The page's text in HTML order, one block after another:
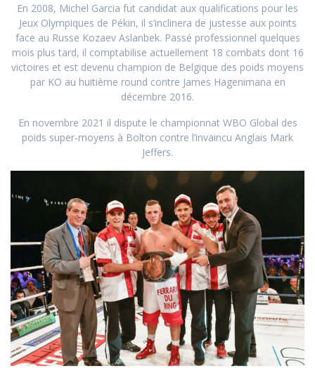
En 2008, Michel Garcia fut candidat aux qualifications pour les
Jeux Olympiques de Pékin, il s’inclinera de justesse aux points
face au Russe Kozaev Aslanbek. Passé professionnel quelques
mois plus tard, il comptabilise actuellement 18 combats dont 16
victoires et est devenu champion de Belgique des poids moyens
par KO au huitième round contre James Hagenimana en
décembre 2016.
En novembre 2021 il dispute le championnat WBO Global des
poids super-moyens à Bolton contre l’invaincu Anglais Mark
Jeffers.